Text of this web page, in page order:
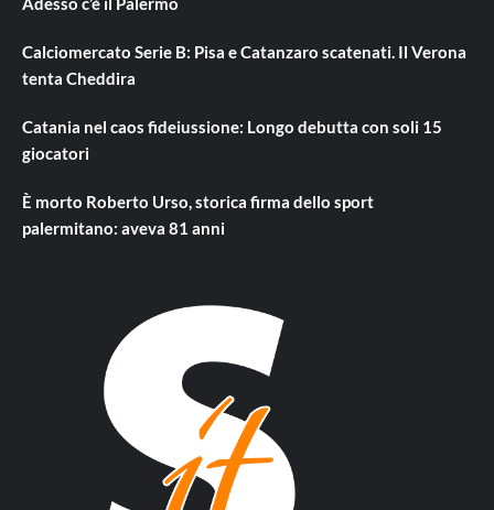
Calciomercato Serie B: Pisa e Catanzaro scatenati. Il Verona
tenta Cheddira
Catania nel caos fideiussione: Longo debutta con soli 15
giocatori
È morto Roberto Urso, storica firma dello sport
palermitano: aveva 81 anni